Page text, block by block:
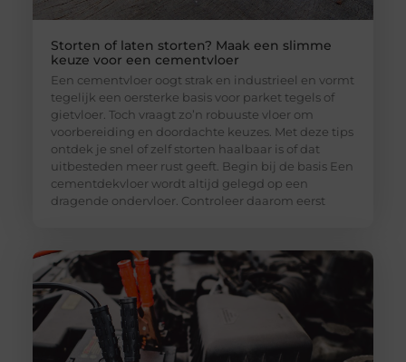
Storten of laten storten? Maak een slimme
keuze voor een cementvloer
Een cementvloer oogt strak en industrieel en vormt
tegelijk een oersterke basis voor parket tegels of
gietvloer. Toch vraagt zo’n robuuste vloer om
voorbereiding en doordachte keuzes. Met deze tips
ontdek je snel of zelf storten haalbaar is of dat
uitbesteden meer rust geeft. Begin bij de basis Een
cementdekvloer wordt altijd gelegd op een
dragende ondervloer. Controleer daarom eerst